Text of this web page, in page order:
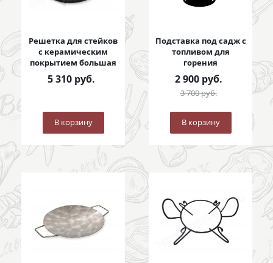
Решетка для стейков
с керамическим
покрытием большая
5 310руб.
В корзину
Подставка под садж с
топливом для
горения
2 900руб.
3 700руб.
В корзину